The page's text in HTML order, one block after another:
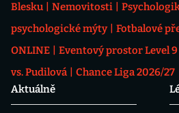
Blesku
Nemovitosti
psychologické mýty
Fotbalové
ONLINE
Eventový prostor Level 9
vs. Pudilová
Chance Liga 2026/27
Aktuálně